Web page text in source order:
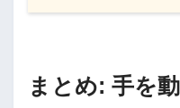
まとめ: 手を